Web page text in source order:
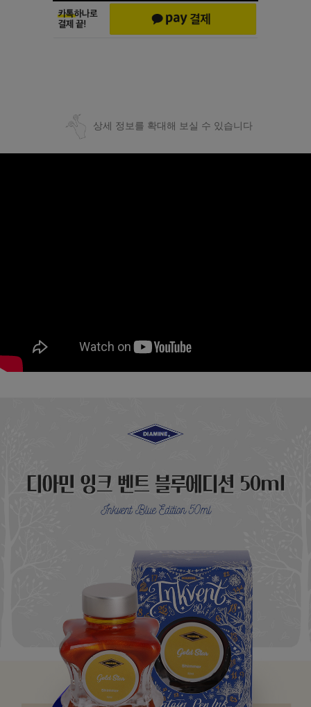
상세 정보를 확대해 보실 수 있습니다